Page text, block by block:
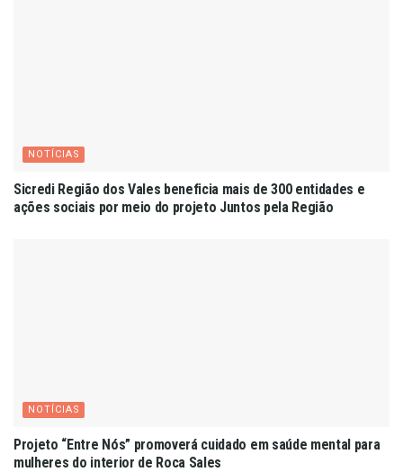
NOTÍCIAS
Sicredi Região dos Vales beneficia mais de 300 entidades e
ações sociais por meio do projeto Juntos pela Região
NOTÍCIAS
Projeto “Entre Nós” promoverá cuidado em saúde mental para
mulheres do interior de Roca Sales